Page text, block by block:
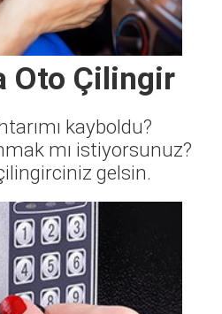
Oto Çilingir
kayboldu?
mı istiyorsunuz?
gelsin.